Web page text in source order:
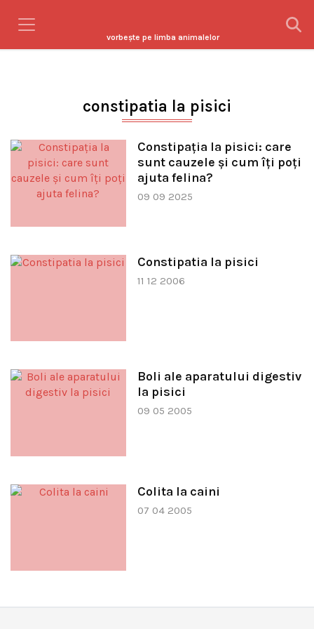
vorbeşte pe limba animalelor
constipatia la pisici
Constipația la pisici: care
sunt cauzele și cum îți poți
ajuta felina?
09 09 2025
Constipatia la pisici
11 12 2006
Boli ale aparatului digestiv
la pisici
09 05 2005
Colita la caini
07 04 2005